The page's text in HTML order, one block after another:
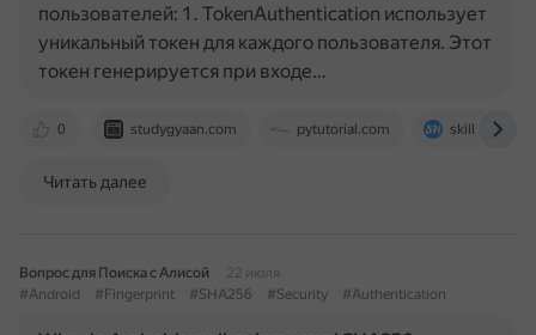
0 studygyaan.com pytutorial.com
пользователей: 1. TokenAuthentication использует
уникальный токен для каждого пользователя. Этот
токен генерируется при входе…
Читать далее
Вопрос для Поиска с Алисой
22 июля
#Android
#Fingerprint #SHA256 #Security #Authentication